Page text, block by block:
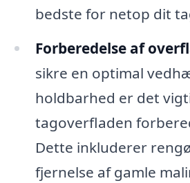
bedste for netop dit
Forberedelse af
sikre en optimal
holdbarhed er det
tagoverfladen
Dette inkluderer
fjernelse af gamle